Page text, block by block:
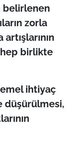
belirlenen
zorla
hep birlikte
ihtiyaç
düşürülmesi,